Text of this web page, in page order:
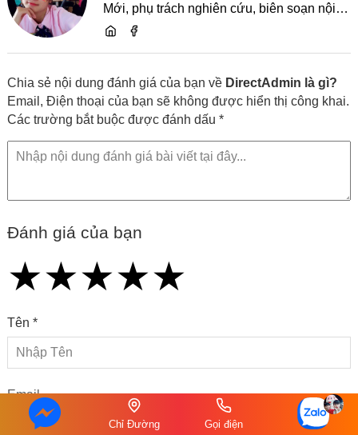
Mới, phụ trách nghiên cứu, biên soạn nội
dung và chia sẻ kiến thức về website, SEO,
Chia sẻ nội dung đánh giá của bạn về DirectAdmin là gì?
Email, Điện thoại của bạn sẽ không được hiển thị công khai.
Các trường bắt buộc được đánh dấu *
Đánh giá của bạn
★
★★
★★★
★★★★
★★★★★
Tên *
Email
Chỉ Đường Gọi điện